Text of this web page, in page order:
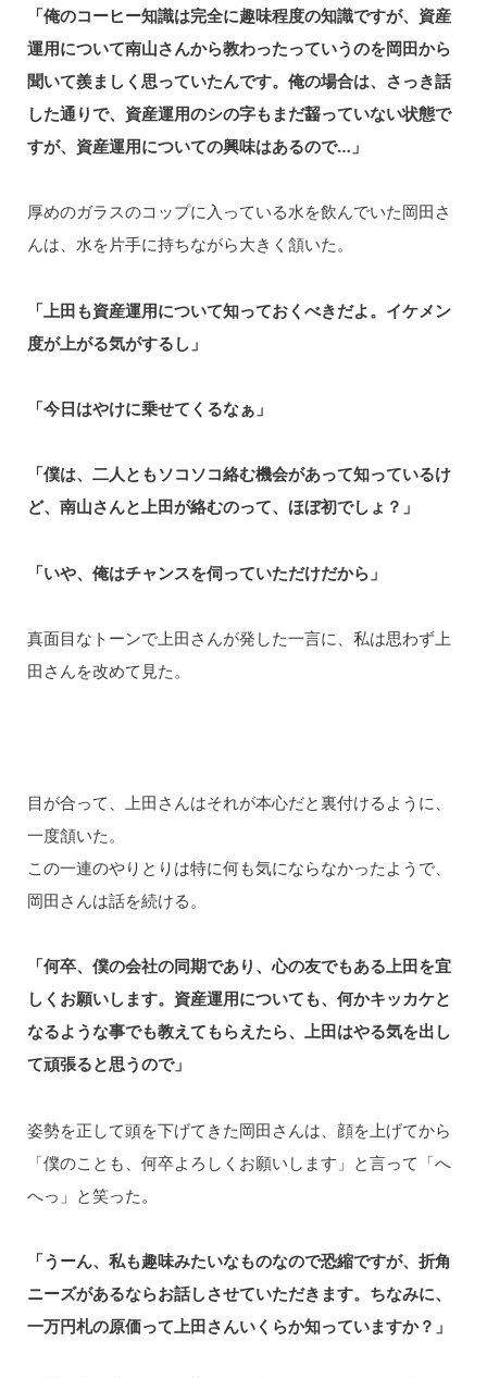
「俺のコーヒー知識は完全に趣味程度の知識ですが、資産
運用について南山さんから教わったっていうのを岡田から
聞いて羨ましく思っていたんです。俺の場合は、さっき話
した通りで、資産運用のシの字もまだ齧っていない状態で
すが、資産運用についての興味はあるので…」
厚めのガラスのコップに入っている水を飲んでいた岡田さ
んは、水を片手に持ちながら大きく頷いた。
「上田も資産運用について知っておくべきだよ。イケメン
度が上がる気がするし」
「今日はやけに乗せてくるなぁ」
「僕は、二人ともソコソコ絡む機会があって知っているけ
ど、南山さんと上田が絡むのって、ほぼ初でしょ？」
「いや、俺はチャンスを伺っていただけだから」
真面目なトーンで上田さんが発した一言に、私は思わず上
田さんを改めて見た。
目が合って、上田さんはそれが本心だと裏付けるように、
一度頷いた。
この一連のやりとりは特に何も気にならなかったようで、
岡田さんは話を続ける。
「何卒、僕の会社の同期であり、心の友でもある上田を宜
しくお願いします。資産運用についても、何かキッカケと
なるような事でも教えてもらえたら、上田はやる気を出し
て頑張ると思うので」
姿勢を正して頭を下げてきた岡田さんは、顔を上げてから
「僕のことも、何卒よろしくお願いします」と言って「へ
へっ」と笑った。
「うーん、私も趣味みたいなものなので恐縮ですが、折角
ニーズがあるならお話しさせていただきます。ちなみに、
一万円札の原価って上田さんいくらか知っていますか？」